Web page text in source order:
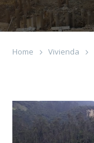
Home Vivienda